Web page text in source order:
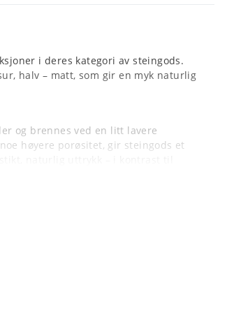
i deres kategori av steingods.
halv – matt, som gir en myk naturlig
og brennes ved en litt lavere
høyere porøsitet, gir steingods et